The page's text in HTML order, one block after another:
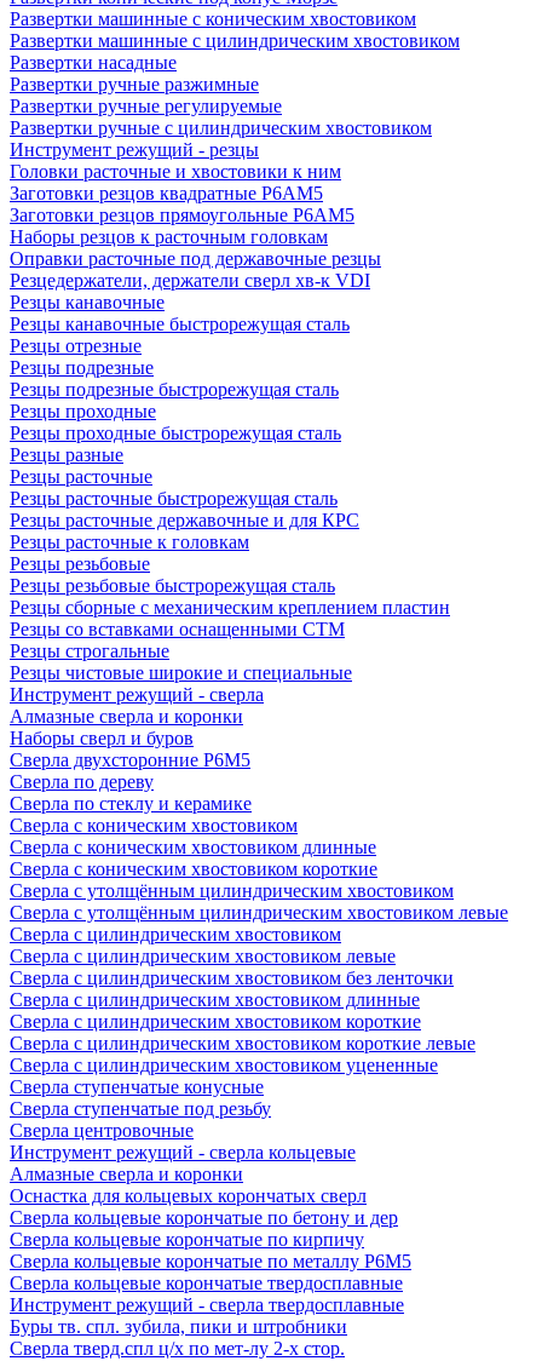
Развертки машинные с коническим хвостовиком
Развертки машинные с цилиндрическим хвостовиком
Развертки насадные
Развертки ручные разжимные
Развертки ручные регулируемые
Развертки ручные с цилиндрическим хвостовиком
Инструмент режущий - резцы
Головки расточные и хвостовики к ним
Заготовки резцов квадратные Р6АМ5
Заготовки резцов прямоугольные Р6АМ5
Наборы резцов к расточным головкам
Оправки расточные под державочные резцы
Резцедержатели, держатели сверл хв-к VDI
Резцы канавочные
Резцы канавочные быстрорежущая сталь
Резцы отрезные
Резцы подрезные
Резцы подрезные быстрорежущая сталь
Резцы проходные
Резцы проходные быстрорежущая сталь
Резцы разные
Резцы расточные
Резцы расточные быстрорежущая сталь
Резцы расточные державочные и для КРС
Резцы расточные к головкам
Резцы резьбовые
Резцы резьбовые быстрорежущая сталь
Резцы сборные с механическим креплением пластин
Резцы со вставками оснащенными СТМ
Резцы строгальные
Резцы чистовые широкие и специальные
Инструмент режущий - сверла
Алмазные сверла и коронки
Наборы сверл и буров
Сверла двухсторонние Р6М5
Сверла по дереву
Сверла по стеклу и керамике
Сверла с коническим хвостовиком
Сверла с коническим хвостовиком длинные
Сверла с коническим хвостовиком короткие
Сверла с утолщённым цилиндрическим хвостовиком
Сверла с утолщённым цилиндрическим хвостовиком левые
Сверла с цилиндрическим хвостовиком
Сверла с цилиндрическим хвостовиком левые
Сверла с цилиндрическим хвостовиком без ленточки
Сверла с цилиндрическим хвостовиком длинные
Сверла с цилиндрическим хвостовиком короткие
Сверла с цилиндрическим хвостовиком короткие левые
Сверла с цилиндрическим хвостовиком уцененные
Сверла ступенчатые конусные
Сверла ступенчатые под резьбу
Сверла центровочные
Инструмент режущий - сверла кольцевые
Алмазные сверла и коронки
Оснастка для кольцевых корончатых сверл
Сверла кольцевые корончатые по бетону и дер
Сверла кольцевые корончатые по кирпичу
Сверла кольцевые корончатые по металлу Р6М5
Сверла кольцевые корончатые твердосплавные
Инструмент режущий - сверла твердосплавные
Буры тв. спл. зубила, пики и штробники
Сверла тверд.спл ц/х по мет-лу 2-х стор.